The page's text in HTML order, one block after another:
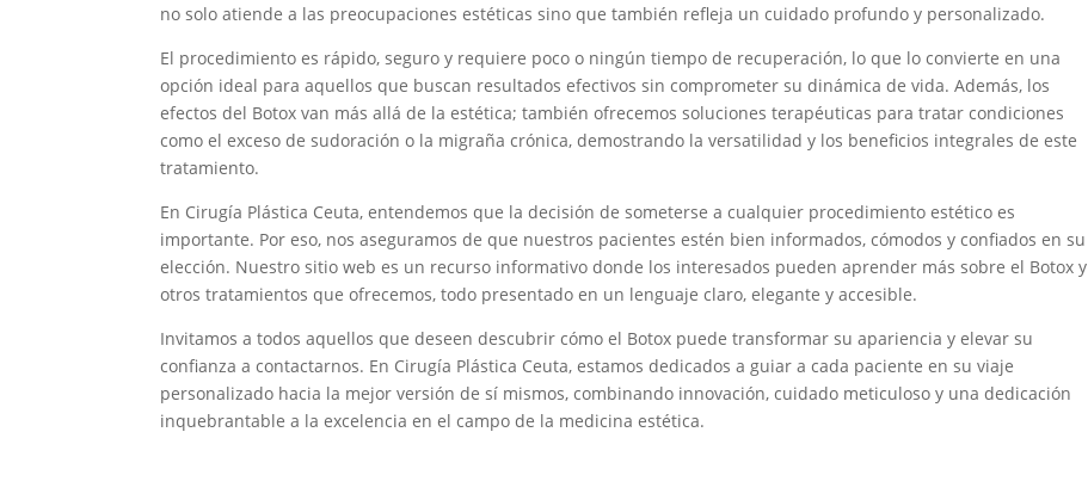
no solo atiende a las preocupaciones estéticas sino que también refleja un cuidado profundo y personalizado.
El procedimiento es rápido, seguro y requiere poco o ningún tiempo de recuperación, lo que lo convierte en una
opción ideal para aquellos que buscan resultados efectivos sin comprometer su dinámica de vida. Además, los
efectos del Botox van más allá de la estética; también ofrecemos soluciones terapéuticas para tratar condiciones
como el exceso de sudoración o la migraña crónica, demostrando la versatilidad y los beneficios integrales de este
tratamiento.
En Cirugía Plástica Ceuta, entendemos que la decisión de someterse a cualquier procedimiento estético es
importante. Por eso, nos aseguramos de que nuestros pacientes estén bien informados, cómodos y confiados en su
elección. Nuestro sitio web es un recurso informativo donde los interesados pueden aprender más sobre el Botox y
otros tratamientos que ofrecemos, todo presentado en un lenguaje claro, elegante y accesible.
Invitamos a todos aquellos que deseen descubrir cómo el Botox puede transformar su apariencia y elevar su
confianza a contactarnos. En Cirugía Plástica Ceuta, estamos dedicados a guiar a cada paciente en su viaje
personalizado hacia la mejor versión de sí mismos, combinando innovación, cuidado meticuloso y una dedicación
inquebrantable a la excelencia en el campo de la medicina estética.